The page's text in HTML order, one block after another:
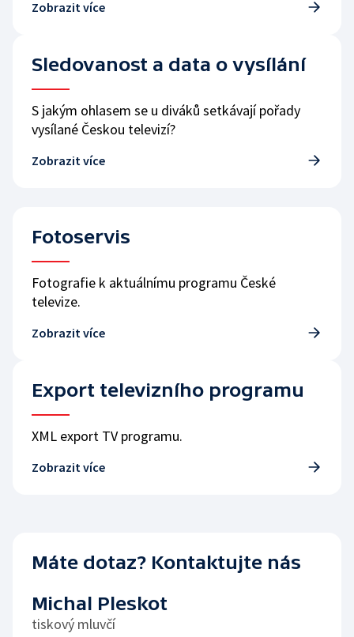
Zobrazit více
Sledovanost a data o vysílání
S jakým ohlasem se u diváků setkávají pořady
vysílané Českou televizí?
Zobrazit více
Fotoservis
Fotografie k aktuálnímu programu České
televize.
Zobrazit více
Export televizního programu
XML export TV programu.
Zobrazit více
Máte dotaz? Kontaktujte nás
Michal Pleskot
tiskový mluvčí